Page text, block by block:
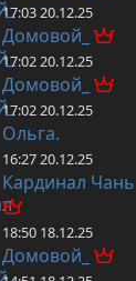
17:03 20.12.25
Домовой_
17:02 20.12.25
Домовой_
17:02 20.12.25
Ольга.
16:27 20.12.25
Кардинал Чань
18:50 18.12.25
Домовой_